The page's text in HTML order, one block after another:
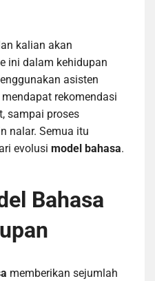
kalian akan
ini dalam kehidupan
asisten
rekomendasi
sampai proses
nalar. Semua itu
evolusi model bahasa.
Bahasa
memberikan sejumlah